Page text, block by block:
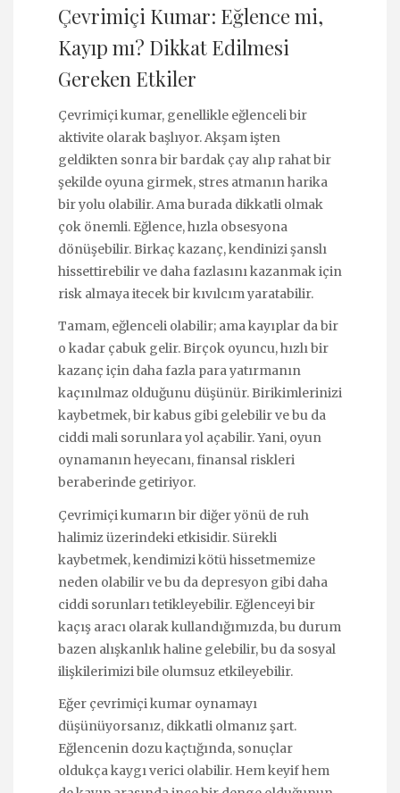
Çevrimiçi Kumar: Eğlence mi,
Kayıp mı? Dikkat Edilmesi
Gereken Etkiler
Çevrimiçi kumar, genellikle eğlenceli bir
aktivite olarak başlıyor. Akşam işten
geldikten sonra bir bardak çay alıp rahat bir
şekilde oyuna girmek, stres atmanın harika
bir yolu olabilir. Ama burada dikkatli olmak
çok önemli. Eğlence, hızla obsesyona
dönüşebilir. Birkaç kazanç, kendinizi şanslı
hissettirebilir ve daha fazlasını kazanmak için
risk almaya itecek bir kıvılcım yaratabilir.
Tamam, eğlenceli olabilir; ama kayıplar da bir
o kadar çabuk gelir. Birçok oyuncu, hızlı bir
kazanç için daha fazla para yatırmanın
kaçınılmaz olduğunu düşünür. Birikimlerinizi
kaybetmek, bir kabus gibi gelebilir ve bu da
ciddi mali sorunlara yol açabilir. Yani, oyun
oynamanın heyecanı, finansal riskleri
beraberinde getiriyor.
Çevrimiçi kumarın bir diğer yönü de ruh
halimiz üzerindeki etkisidir. Sürekli
kaybetmek, kendimizi kötü hissetmemize
neden olabilir ve bu da depresyon gibi daha
ciddi sorunları tetikleyebilir. Eğlenceyi bir
kaçış aracı olarak kullandığımızda, bu durum
bazen alışkanlık haline gelebilir, bu da sosyal
ilişkilerimizi bile olumsuz etkileyebilir.
Eğer çevrimiçi kumar oynamayı
düşünüyorsanız, dikkatli olmanız şart.
Eğlencenin dozu kaçtığında, sonuçlar
oldukça kaygı verici olabilir. Hem keyif hem